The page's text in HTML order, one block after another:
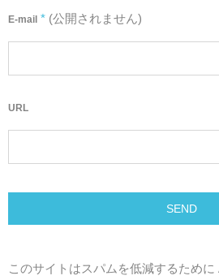
E-mail * (公開されません)
URL
このサイトはスパムを低減するため